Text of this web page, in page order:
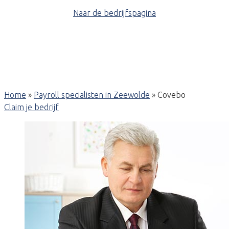
Naar de bedrijfspagina
Home » Payroll specialisten in Zeewolde » Covebo
Claim je bedrijf